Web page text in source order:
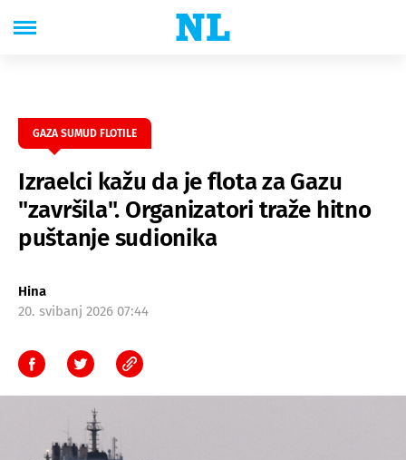
GAZA SUMUD FLOTILE
Izraelci kažu da je flota za Gazu
"završila". Organizatori traže hitno
puštanje sudionika
Hina
20. svibanj 2026 07:44